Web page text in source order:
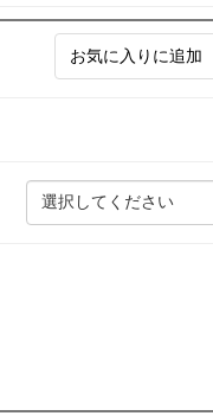
お気に入りに追加